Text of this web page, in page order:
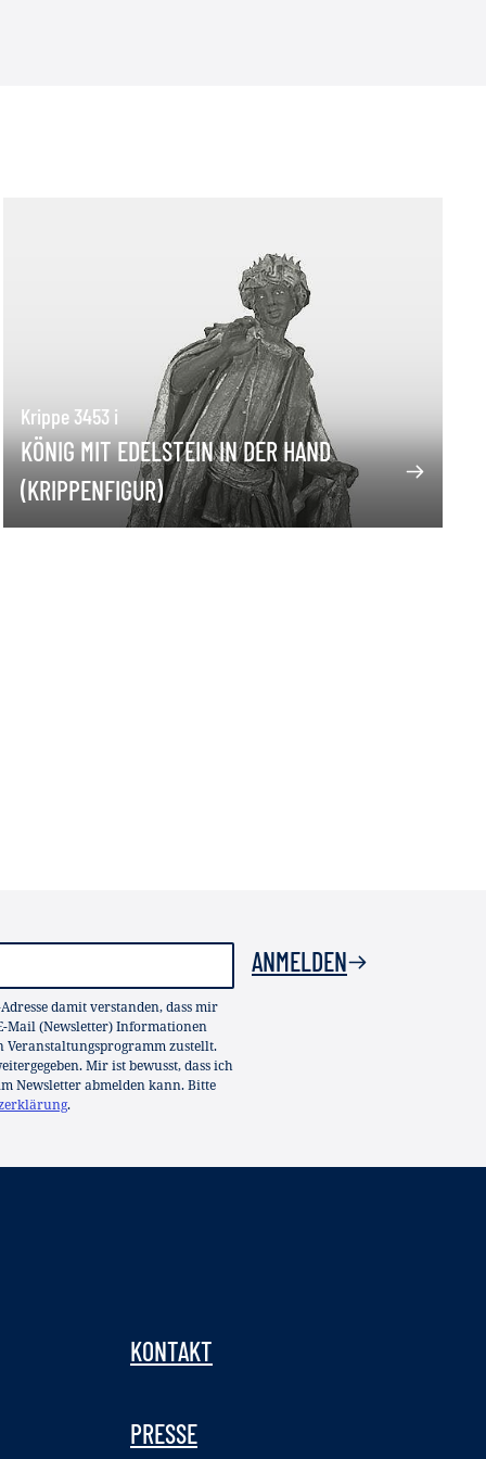
Krippe 3453 i
KÖNIG MIT EDELSTEIN IN DER HAND
(KRIPPENFIGUR)
damit verstanden, dass mir
Mail (Newsletter) Informationen
Veranstaltungsprogramm zustellt.
Mir ist bewusst, dass ich
Newsletter abmelden kann. Bitte
.
ANMELDEN
KONTAKT
PRESSE